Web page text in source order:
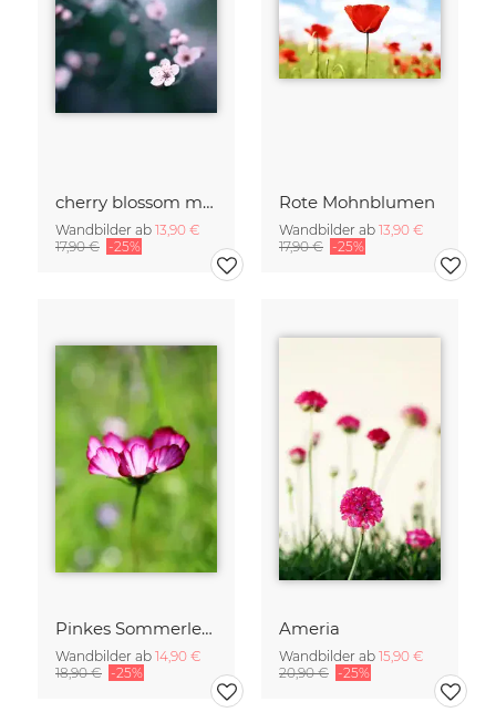
cherry blossom moments II
Wandbilder ab 13,90 €
17,90 € -25%
Rote Mohnblumen
Wandbilder ab 13,90 €
17,90 € -25%
Pinkes Sommerleuchten
Wandbilder ab 14,90 €
18,90 € -25%
Ameria
Wandbilder ab 15,90 €
20,90 € -25%